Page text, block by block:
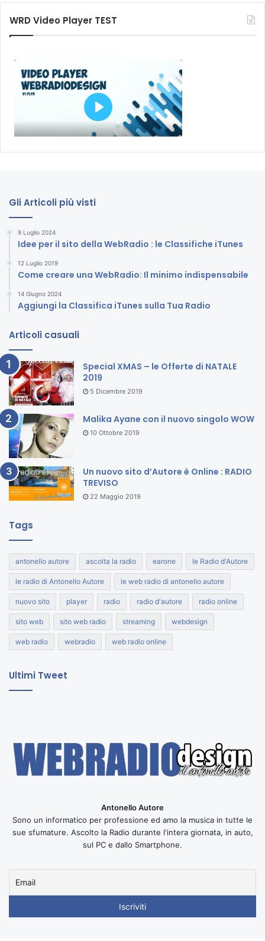
WRD Video Player TEST
Gli Articoli più visti
9 Luglio 2024
Idee per il sito della WebRadio : le Classifiche iTunes
12 Luglio 2019
Come creare una WebRadio: Il minimo indispensabile
14 Giugno 2024
Aggiungi la Classifica iTunes sulla Tua Radio
Articoli casuali
Special XMAS – le Offerte di NATALE
2019
5 Dicembre 2019
Malika Ayane con il nuovo singolo WOW
10 Ottobre 2019
Un nuovo sito d’Autore è Online : RADIO
TREVISO
22 Maggio 2019
Tags
antonello autore ascolta la radio earone le Radio d'Autore
le radio di Antonello Autore le web radio di antonello autore
nuovo sito player radio radio d'autore radio online
sito web sito web radio streaming webdesign
web radio webradio web radio online
Ultimi Tweet
Antonello Autore
Sono un informatico per professione ed amo la musica in tutte le
sue sfumature. Ascolto la Radio durante l'intera giornata, in auto,
sul PC e dallo Smartphone.